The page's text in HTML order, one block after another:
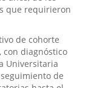
que requirieron
de cohorte
con diagnóstico
Universitaria
de